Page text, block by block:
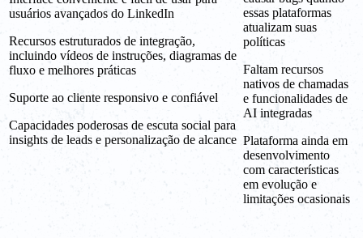
usuários avançados do LinkedIn
Recursos estruturados de integração,
incluindo vídeos de instruções, diagramas de
fluxo e melhores práticas
Suporte ao cliente responsivo e confiável
Capacidades poderosas de escuta social para
insights de leads e personalização de alcance
essas plataformas
atualizam suas
políticas
Faltam recursos
nativos de chamadas
e funcionalidades de
AI integradas
Plataforma ainda em
desenvolvimento
com características
em evolução e
limitações ocasionais